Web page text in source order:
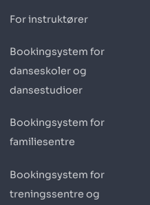
For instruktører
Bookingsystem for
danseskoler og
dansestudioer
Bookingsystem for
familiesentre
Bookingsystem for
treningssentre og